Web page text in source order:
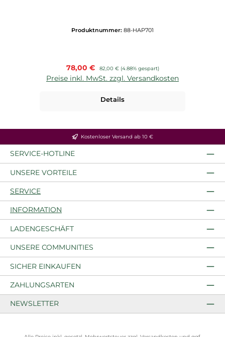
Produktnummer: 88-HAP701
Verkaufspreis:
78,00 € Regulärer Preis:
82,00 € (4.88% gespart)
Preise inkl. MwSt. zzgl. Versandkosten
Details
Kostenloser Versand ab 10 €
SERVICE-HOTLINE
UNSERE VORTEILE
SERVICE
INFORMATION
LADENGESCHÄFT
UNSERE COMMUNITIES
SICHER EINKAUFEN
ZAHLUNGSARTEN
NEWSLETTER